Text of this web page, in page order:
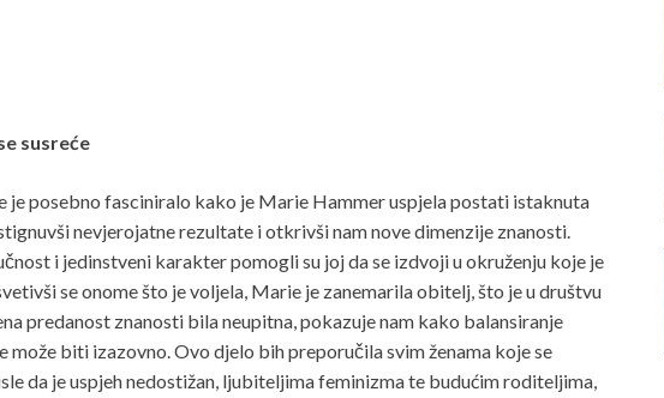
susreće
je posebno fasciniralo kako je Marie Hammer uspjela postati istaknuta
nevjerojatne rezultate i otkrivši nam nove dimenzije znanosti.
i jedinstveni karakter pomogli su joj da se izdvoji u okruženju koje je
se onome što je voljela, Marie je zanemarila obitelj, što je u društvu
predanost znanosti bila neupitna, pokazuje nam kako balansiranje
biti izazovno. Ovo djelo bih preporučila svim ženama koje se
da je uspjeh nedostižan, ljubiteljima feminizma te budućim roditeljima,